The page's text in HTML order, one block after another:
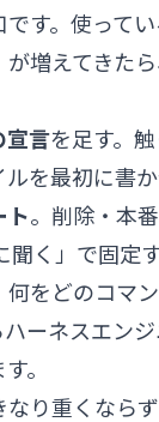
す。使って
増えてきた
宣言を足す。
を最初に書か
ト。削除・本
く」で固定す
何をどのコマ
ハーネスエン
。
なり重くなら